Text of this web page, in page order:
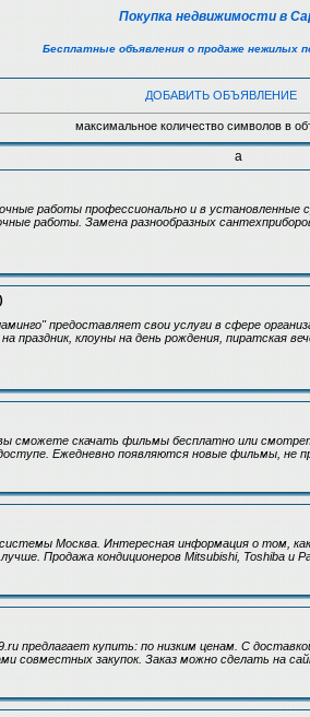
Покупка недвижимости в
Бесплатные объявления о продаже нежилых
ДОБАВИТЬ ОБЪЯВЛЕНИЕ
максимальное количество символов в
а
работы профессионально и в установленные
работы. Замена разнообразных
предоставляет свои услуги в сфере
праздник, клоуны на день рождения, пиратская
сможете скачать фильмы бесплатно или
Ежедневно появляются новые фильмы, не
Москва. Интересная информация о том,
Продажа кондиционеров Mitsubishi, Toshiba и
предлагает купить: по низким ценам. С
совместных закупок. Заказ можно сделать на